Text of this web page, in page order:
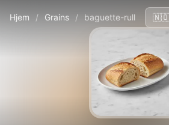
Hjem / Grains / baguette-rull